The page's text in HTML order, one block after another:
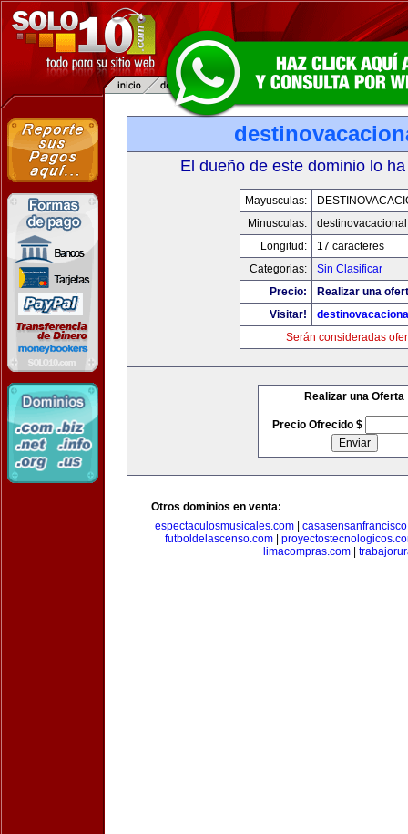
El dueño de este dominio lo
Mayusculas:
Minusculas:
Longitud:
17 caracteres
Categorias:
Sin Clasificar
Precio:
Realizar una
Visitar!
Serán consideradas
Realizar una Oferta
Precio Ofrecido $
Otros dominios en venta:
espectaculosmusicales.com|
futboldelascenso.com
limacompras.com